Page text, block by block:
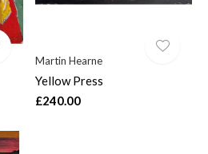
Martin Hearne
Yellow Press
£240.00